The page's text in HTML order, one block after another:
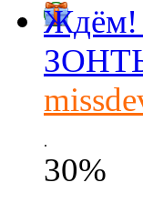
Ждём!
.
30%